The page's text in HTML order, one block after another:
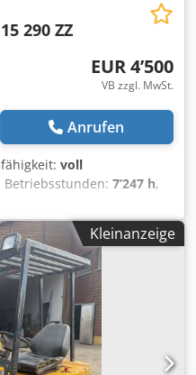
290 ZZ
EUR 4’500
VB zzgl. MwSt.
Anrufen
voll
Betriebsstunden: 7’247 h,
mm
Duplex, Bauhöhe:
, Leergewicht:976 kg,
Elektro, Baubreite:
600 Masttyp:
gut Batterie Volt: 24V
Jungheinrich
Baujahr: 2018
neu Initialhub,
Kleinanzeige